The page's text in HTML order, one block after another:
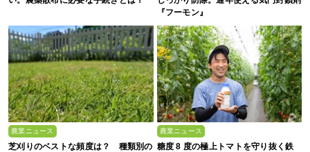
『フーモン』
農業ニュース
芝刈りのベストな頻度は？ 種類別の
農業ニュース
糖度 8 度の極上トマトを守り抜く鉄